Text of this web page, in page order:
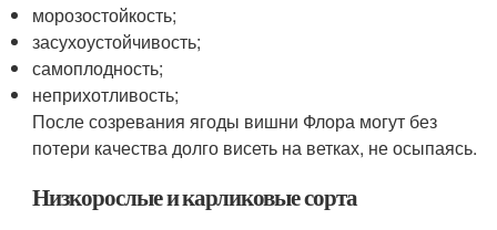
морозостойкость;
засухоустойчивость;
самоплодность;
неприхотливость;
После созревания ягоды вишни Флора могут без
потери качества долго висеть на ветках, не осыпаясь.
Низкорослые и карликовые сорта